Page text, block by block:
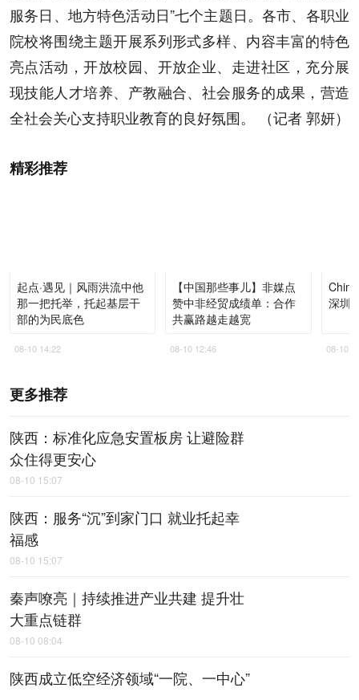
服务日、地方特色活动日”七个主题日。各市、各职业
院校将围绕主题开展系列形式多样、内容丰富的特色
亮点活动，开放校园、开放企业、走进社区，充分展
现技能人才培养、产教融合、社会服务的成果，营造
全社会关心支持职业教育的良好氛围。 （记者 郭妍）
精彩推荐
起点·遇见｜风雨洪流中他
那一把托举，托起基层干
部的为民底色
08-10 14:22
【中国那些事儿】非媒点
赞中非经贸成绩单：合作
共赢路越走越宽
08-10 12:46
深圳
08-10
更多推荐
陕西：标准化应急安置板房 让避险群
众住得更安心
08-10 15:07
陕西：服务“沉”到家门口 就业托起幸
福感
08-10 15:07
秦声嘹亮｜持续推进产业共建 提升壮
大重点链群
08-10 08:04
陕西成立低空经济领域“一院、一中心”